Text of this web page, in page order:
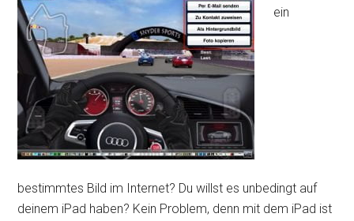
ein
bestimmtes Bild im Internet? Du willst es unbedingt auf
deinem iPad haben? Kein Problem, denn mit dem iPad ist